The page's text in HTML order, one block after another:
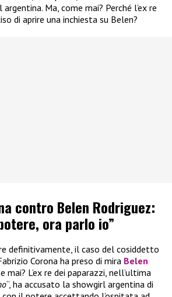
Ma, come mai? Perché l’ex re
di aprire una inchiesta su Belen?
contro Belen Rodriguez:
ora parlo io”
definitivamente, il caso del cosiddetto
Corona ha preso di mira Belen
mai? L’ex re dei paparazzi, nell’ultima
“, ha accusato la showgirl argentina di